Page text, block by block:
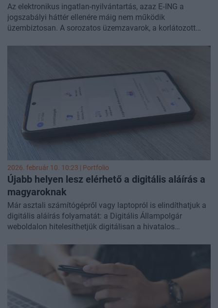
Az elektronikus ingatlan-nyilvántartás, azaz E‑ING a
jogszabályi háttér ellenére máig nem működik
üzembiztosan. A sorozatos üzemzavarok, a korlátozott
miközben az ingatlanpiac volumene évről-évre
dinamikusan nő. A rendszerrel kapcsolatban még
korábban kezdett vizsgálódni az OLAF, erről
itt írtunk
2026. február 10. 10:23 | Portfolio
Újabb helyen lesz elérhető a digitális aláírás a
magyaroknak
Már asztali számítógépről vagy laptopról is elindíthatjuk a
digitális aláírás folyamatát: a Digitális Állampolgár
weboldalon hitelesíthetjük digitálisan a hivatalos